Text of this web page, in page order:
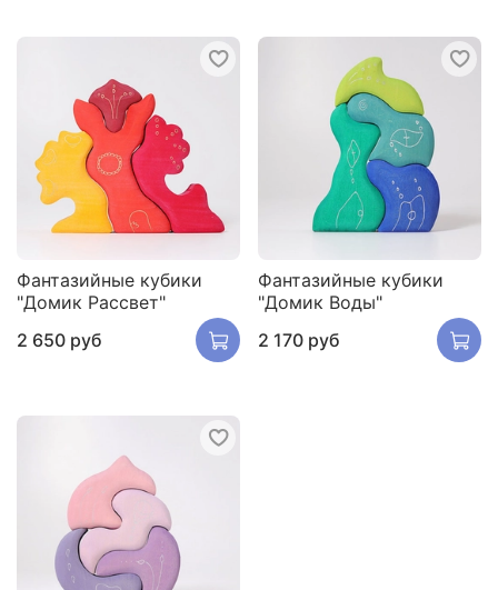
Фантазийные кубики
"Домик Рассвет"
2 650 руб
Фантазийные кубики
"Домик Воды"
2 170 руб